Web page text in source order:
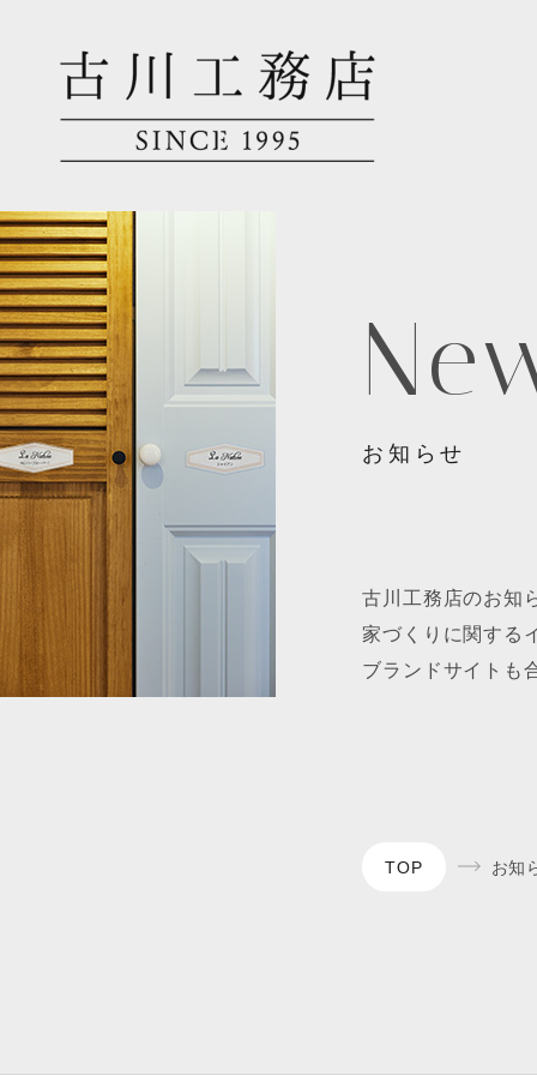
お知らせ
古川工務店のお知
家づくりに関する
ブランドサイトも
TOP お知